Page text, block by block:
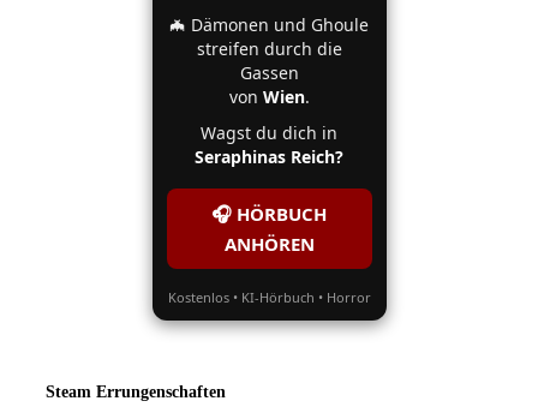
🦇 Dämonen und Ghoule
streifen durch die
Gassen
von Wien.
Wagst du dich in
Seraphinas Reich?
🎧 HÖRBUCH
ANHÖREN
Kostenlos • KI-Hörbuch • Horror
Steam Errungenschaften